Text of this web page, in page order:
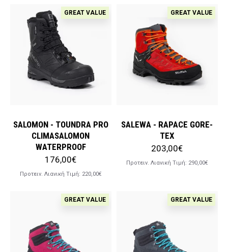
GREAT VALUE
SALOMON - TOUNDRA PRO
CLIMASALOMON
WATERPROOF
176,00€
Προτειν. Λιανική Tιμή: 220,00€
GREAT VALUE
SALEWA - RAPACE GORE-
TEX
203,00€
Προτειν. Λιανική Tιμή: 290,00€
GREAT VALUE GREAT VALUE